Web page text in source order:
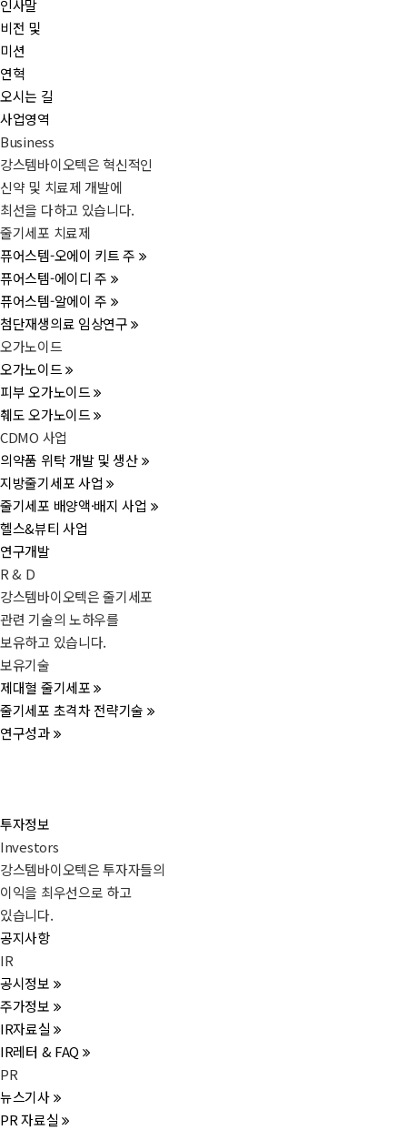
인사말
비전 및
미션
연혁
오시는 길
사업영역
Business
강스템바이오텍은 혁신적인
신약 및 치료제 개발에
최선을 다하고 있습니다.
줄기세포 치료제
퓨어스템-오에이 키트 주
퓨어스템-에이디 주
퓨어스템-알에이 주
첨단재생의료 임상연구
오가노이드
오가노이드
피부 오가노이드
췌도 오가노이드
CDMO 사업
의약품 위탁 개발 및 생산
지방줄기세포 사업
줄기세포 배양액·배지 사업
헬스&뷰티 사업
연구개발
R & D
강스템바이오텍은 줄기세포
관련 기술의 노하우를
보유하고 있습니다.
보유기술
제대혈 줄기세포
줄기세포 초격차 전략기술
연구성과
투자정보
Investors
강스템바이오텍은 투자자들의
이익을 최우선으로 하고
있습니다.
공지사항
IR
공시정보
주가정보
IR자료실
IR레터 & FAQ
PR
뉴스기사
PR 자료실